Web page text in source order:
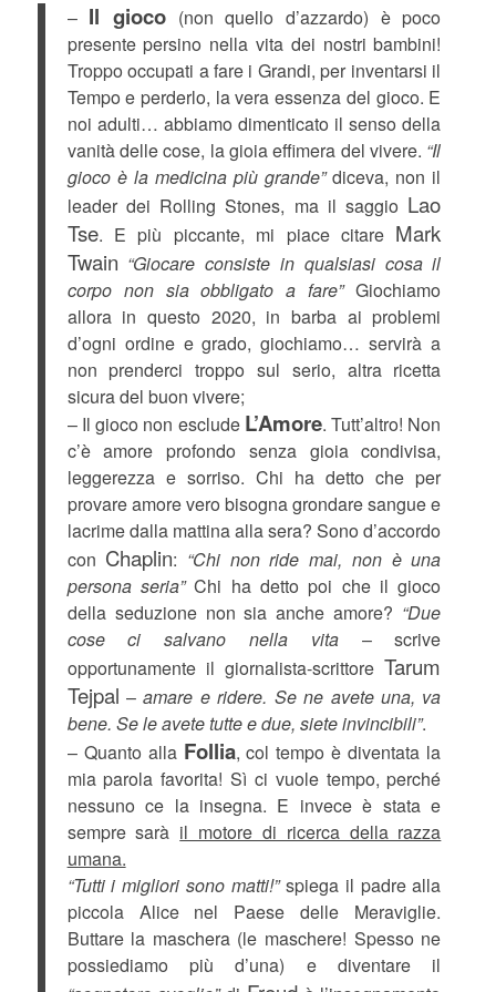
– Il gioco(non quello d’azzardo) è poco
presente persino nella vita dei nostri bambini!
Troppo occupati a fare i Grandi, per inventarsi il
Tempo e perderlo, la vera essenza del gioco. E
noi adulti… abbiamo dimenticato il senso della
vanità delle cose, la gioia effimera del vivere. “Il
gioco è la medicina più grande”diceva, non il
leader dei Rolling Stones, ma il saggio Lao
Tse. E più piccante, mi piace citare Mark
Twain “Giocare consiste in qualsiasi cosa il
corpo non sia obbligato a fare”Giochiamo
allora in questo 2020, in barba ai problemi
d’ogni ordine e grado, giochiamo… servirà a
non prenderci troppo sul serio, altra ricetta
sicura del buon vivere;
– Il gioco non esclude L’Amore. Tutt’altro! Non
c’è amore profondo senza gioia condivisa,
leggerezza e sorriso. Chi ha detto che per
provare amore vero bisogna grondare sangue e
lacrime dalla mattina alla sera? Sono d’accordo
con Chaplin: “Chi non ride mai, non è una
persona seria”Chi ha detto poi che il gioco
della seduzione non sia anche amore? “Due
cose ci salvano nella vita– scrive
opportunamente il giornalista-scrittoreTarum
Tejpal –amare e ridere. Se ne avete una, va
bene. Se le avete tutte e due, siete invincibili”.
– Quanto alla Follia, col tempo è diventata la
mia parola favorita! Sì ci vuole tempo, perché
nessuno ce la insegna. E invece è stata e
sempre sarà il motore di ricerca della razza
umana.
“Tutti i migliori sono matti!”spiega il padre alla
piccola Alice nel Paese delle Meraviglie.
Buttare la maschera (le maschere! Spesso ne
possiediamo più d’una) e diventare il